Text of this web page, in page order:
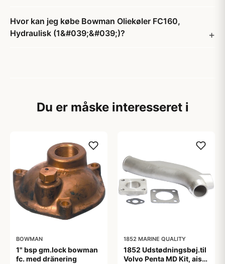
Hvor kan jeg købe Bowman Oliekøler FC160,
Hydraulisk (1&#039;&#039;)?
Du er måske interesseret i
BOWMAN
1" bsp gm.lock bowman
fc. med dränering
1852 MARINE QUALITY
1852 Udstødningsbøj.til
Volvo Penta MD Kit, aisi